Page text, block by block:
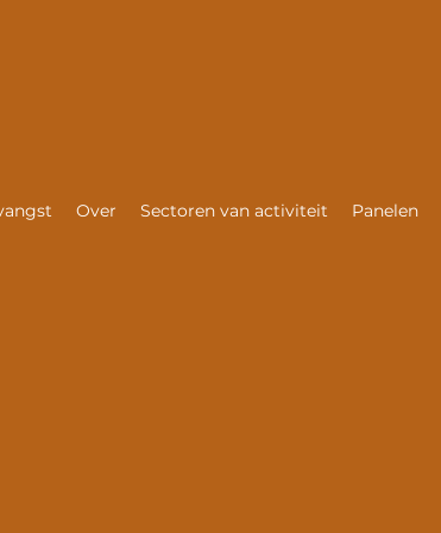
Over Sectoren van activiteit Panelen